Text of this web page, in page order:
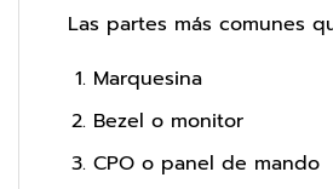
Las partes más comunes
Marquesina
Bezel o monitor
CPO o panel de mando